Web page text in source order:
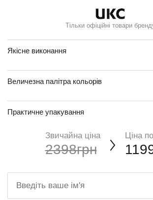
Тільки офіційні товари
Якісне виконання
Величезна палітра кольорів
Практичне упакування
Звичайна ціна
2398грн
Ціна